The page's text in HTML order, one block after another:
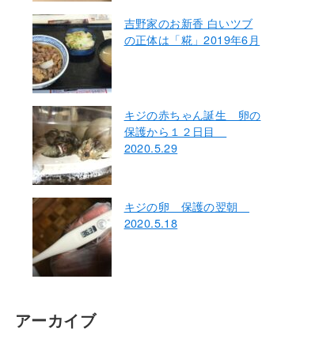
吉野家のお新香 白いツブ
の正体は「糀」2019年6月
キジの赤ちゃん誕生 卵の
保護から１２日目
2020.5.29
キジの卵 保護の翌朝
2020.5.18
アーカイブ